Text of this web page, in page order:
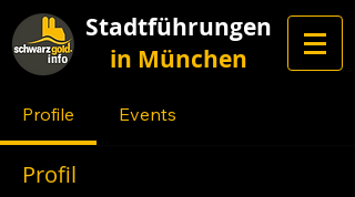
Stadtführungen
in München
Profile Events
Profil